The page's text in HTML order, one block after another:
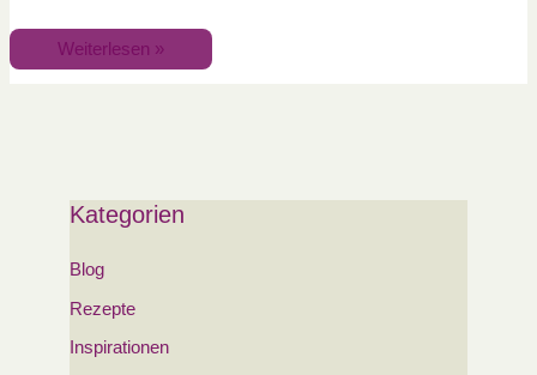
Weiterlesen »
Kategorien
Blog
Rezepte
Inspirationen